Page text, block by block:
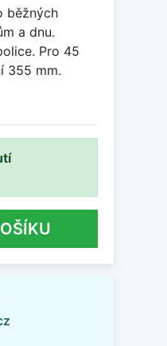
běžných
a dnu.
Pro 45
355 mm.